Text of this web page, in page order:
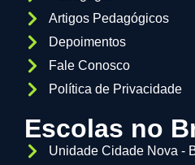
Artigos Pedagógicos
Depoimentos
Fale Conosco
Política de Privacidade
Escolas no
Unidade Cidade Nova -